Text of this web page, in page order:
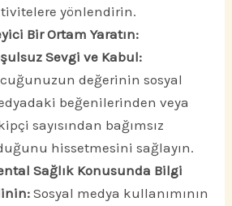
yönlendirin.
Bir Ortam Yaratın:
Sevgi ve Kabul:
değerinin sosyal
beğenilerinden veya
sayısından bağımsız
hissetmesini sağlayın.
Sağlık Konusunda Bilgi
Sosyal medya kullanımının